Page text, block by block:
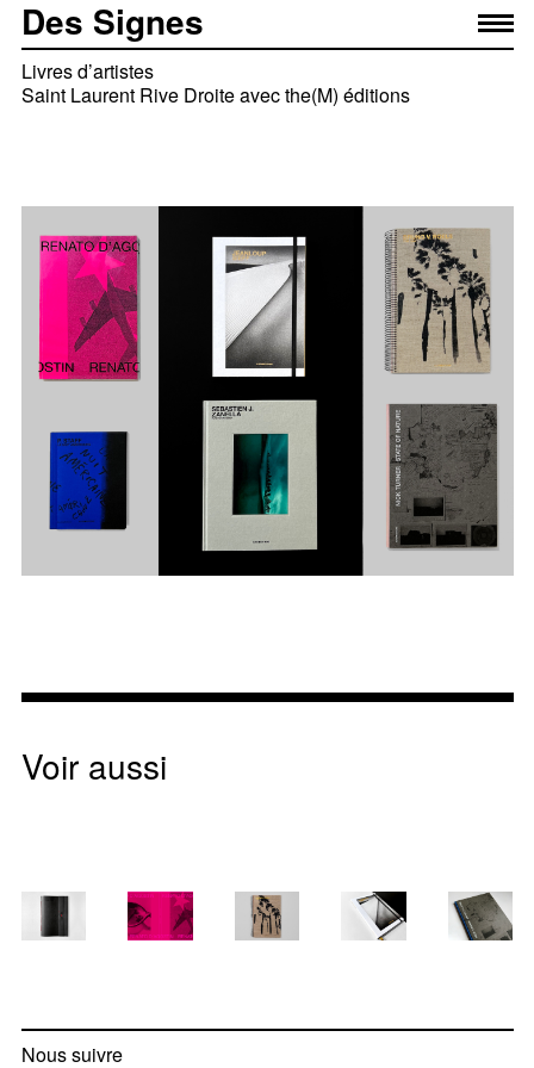
Livres d’artistes
Saint Laurent Rive Droite avec the(M) éditions
2023
Équipe projet
— Élise Muchir
— Franklin Desclouds
En collaboration avec
— Marie Sepchat, the(M) éditions
— Robstolk Amsterdam pour l'Impression
Voir aussi
Des Signes
Nous suivre